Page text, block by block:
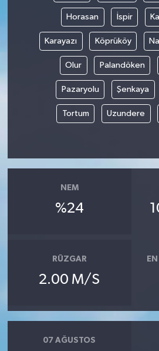
Horasan İspir
Karayazı Köprüköy
Olur Palandöken
Pazaryolu Şenkaya
Tortum Uzundere
NEM
%24
RÜZGAR
2.00 M/S
07 AĞUSTOS